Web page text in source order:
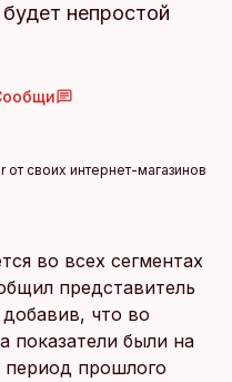
непростой
своих интернет-магазинов
во всех сегментах
представитель
что во
показатели были на
прошлого